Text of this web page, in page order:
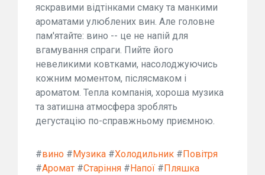
яскравими відтінками смаку та манкими
ароматами улюблених вин. Але головне
пам'ятайте: вино -- це не напій для
вгамування спраги. Пийте його
невеликими ковтками, насолоджуючись
кожним моментом, післясмаком і
ароматом. Тепла компанія, хороша музика
та затишна атмосфера зроблять
дегустацію по-справжньому приємною.
#вино #Музика #Холодильник #Повітря
#Аромат #Старіння #Напої #Пляшка